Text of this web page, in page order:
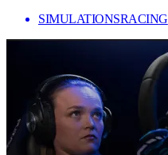
SIMULATIONSRACING